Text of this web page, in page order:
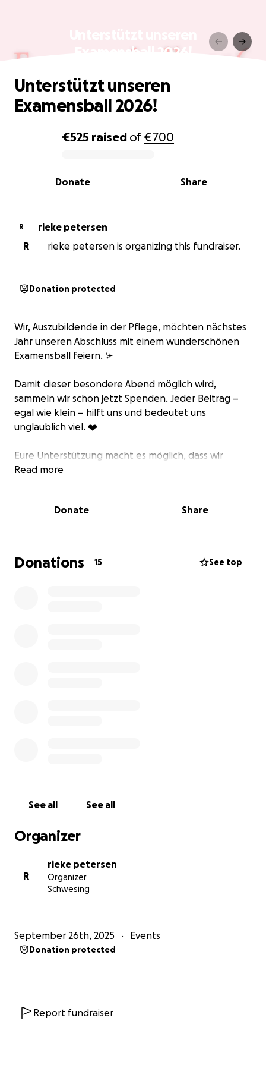
Examensball 2026!
0% complete
€525 raised of€700
Share
Donate
Unterstützt unseren
Examensball 2026!
R
rieke petersen
R
rieke petersen is organizing this fundraiser.
Donation protected
Wir, Auszubildende in der Pflege, möchten nächstes
Jahr unseren Abschluss mit einem wunderschönen
Examensball feiern. ✨
Damit dieser besondere Abend möglich wird,
sammeln wir schon jetzt Spenden. Jeder Beitrag –
egal wie klein – hilft uns und bedeutet uns
unglaublich viel. ❤️
Eure Unterstützung macht es möglich, dass wir
unseren Abschluss gebührend feiern können – als
übernehmen.
Read more
Donate Share
Donations 15 See top
See all See all
Organizer
R
rieke petersen
Organizer
Schwesing
September 26th, 2025 Events
Donation protected
Report fundraiser